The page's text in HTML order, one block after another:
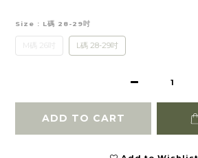
Size : L碼 28-29吋
M碼 26吋 L碼 28-29吋
ADD TO CART